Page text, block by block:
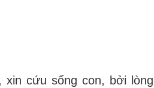
xin cứu sống con, bởi lòng